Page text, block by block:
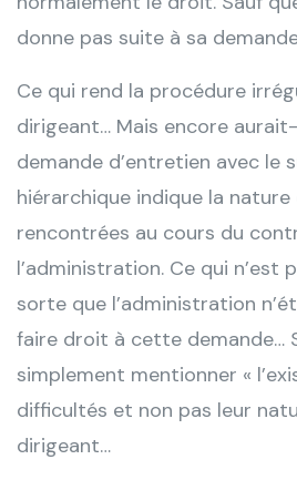
donne pas suite à sa
Ce qui rend la procédure
dirigeant… Mais encore
demande d’entretien avec le
hiérarchique indique la
rencontrées au cours du
l’administration. Ce qui n’est
sorte que l’administration
faire droit à cette demande…
simplement mentionner «
difficultés et non pas leur
dirigeant…